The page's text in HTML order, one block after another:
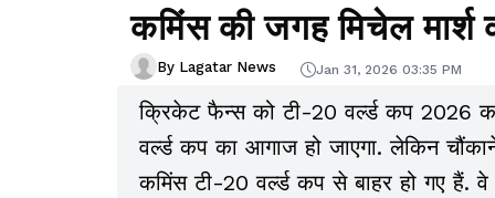
कमिंस की जगह मिचेल मार्श
By Lagatar News Jan 31, 2026 03:35 PM
क्रिकेट फैन्स को टी-20 वर्ल्ड कप 2026
वर्ल्ड कप का आगाज हो जाएगा. लेकिन
कमिंस टी-20 वर्ल्ड कप से बाहर हो गए हैं.